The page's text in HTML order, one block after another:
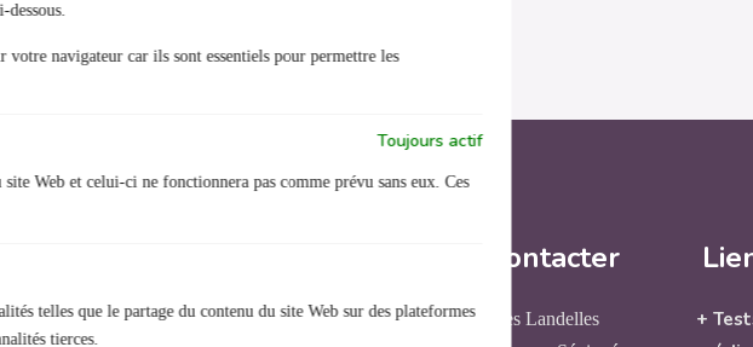
dessous.
votre navigateur car ils sont essentiels pour permettre les
Toujours actif
Web et celui-ci ne fonctionnera pas comme prévu sans eux. Ces
telles que le partage du contenu du site Web sur des plateformes
tierces.
Nous contacter
31 rue des Landelles
+